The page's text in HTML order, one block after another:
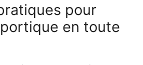
pour
en toute